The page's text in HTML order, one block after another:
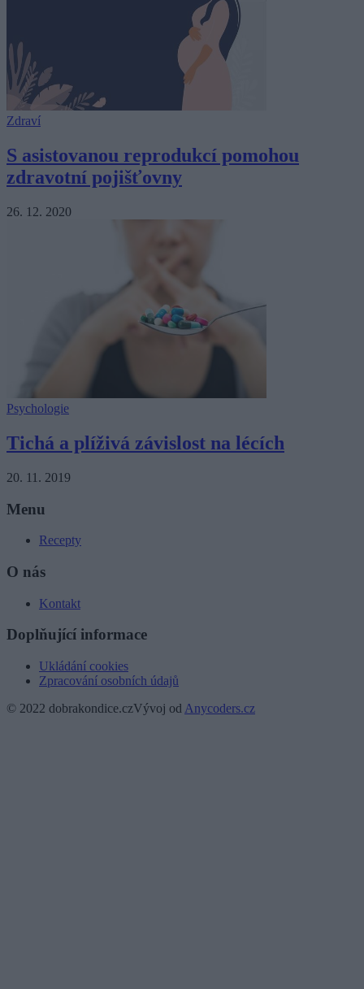
Zdraví
S asistovanou reprodukcí pomohou
zdravotní pojišťovny
26. 12. 2020
Psychologie
Tichá a plíživá závislost na lécích
20. 11. 2019
Menu
Recepty
O nás
Kontakt
Doplňující informace
Ukládání cookies
Zpracování osobních údajů
© 2022 dobrakondice.czVývoj od Anycoders.cz